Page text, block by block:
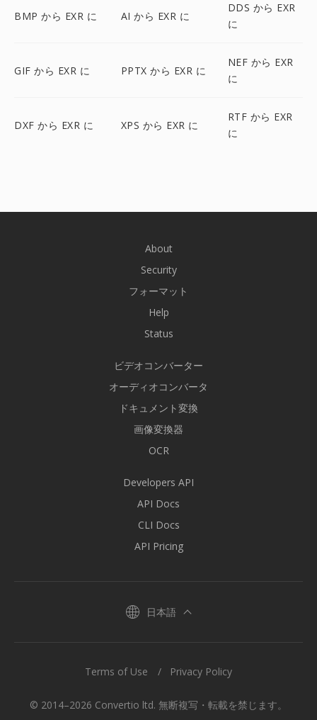
BMP から EXR に AI から EXR に
DDS から EXR
に
GIF から EXR に PPTX から EXR に
NEF から EXR
に
DXF から EXR に XPS から EXR に
RTF から EXR
に
About
Security
フォーマット
Help
Status
ビデオコンバーター
オーディオコンバータ
ドキュメント変換
画像変換器
OCR
Developers API
API Docs
CLI Docs
API Pricing
日本語
© 2014–2026 Convertio ltd. 無断複写・転載を禁じます。
Terms of Use Privacy Policy